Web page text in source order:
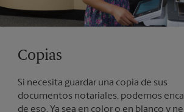
Copias
Si necesita guardar una copia de sus
documentos notariales, podemos
de eso. Ya sea en color o en blanco y